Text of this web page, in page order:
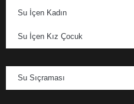
Su İçen Kadın
Su İçen Kız Çocuk
Su Sıçraması